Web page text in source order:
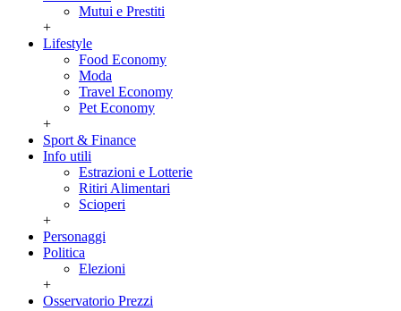
Mutui e Prestiti
+
Lifestyle
Food Economy
Moda
Travel Economy
Pet Economy
+
Sport & Finance
Info utili
Estrazioni e Lotterie
Ritiri Alimentari
Scioperi
+
Personaggi
Politica
Elezioni
+
Osservatorio Prezzi